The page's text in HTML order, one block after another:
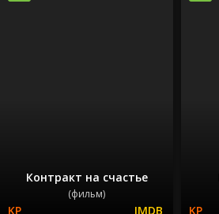
Контракт на счастье
(фильм)